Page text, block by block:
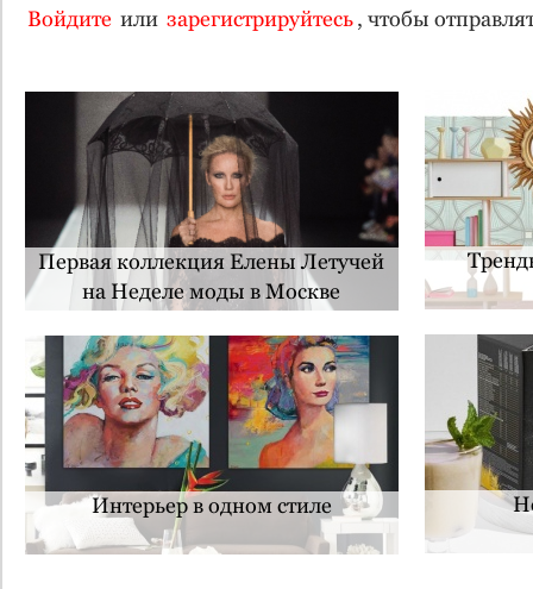
Войдите или зарегистрируйтесь, чтобы
Первая коллекция Елены Летучей
на Неделе моды в Москве
Интерьер в одном стиле